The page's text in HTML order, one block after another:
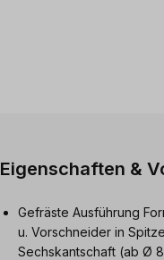
Eigenschaften &
Gefräste Ausführung
u. Vorschneider in
Sechskantschaft (ab Ø